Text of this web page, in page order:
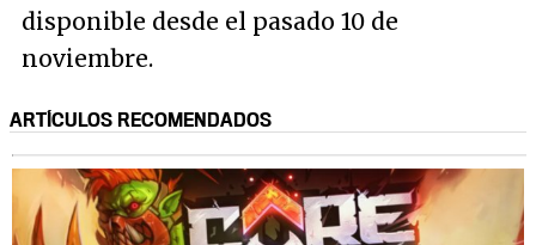
disponible desde el pasado 10 de
noviembre.
ARTÍCULOS RECOMENDADOS